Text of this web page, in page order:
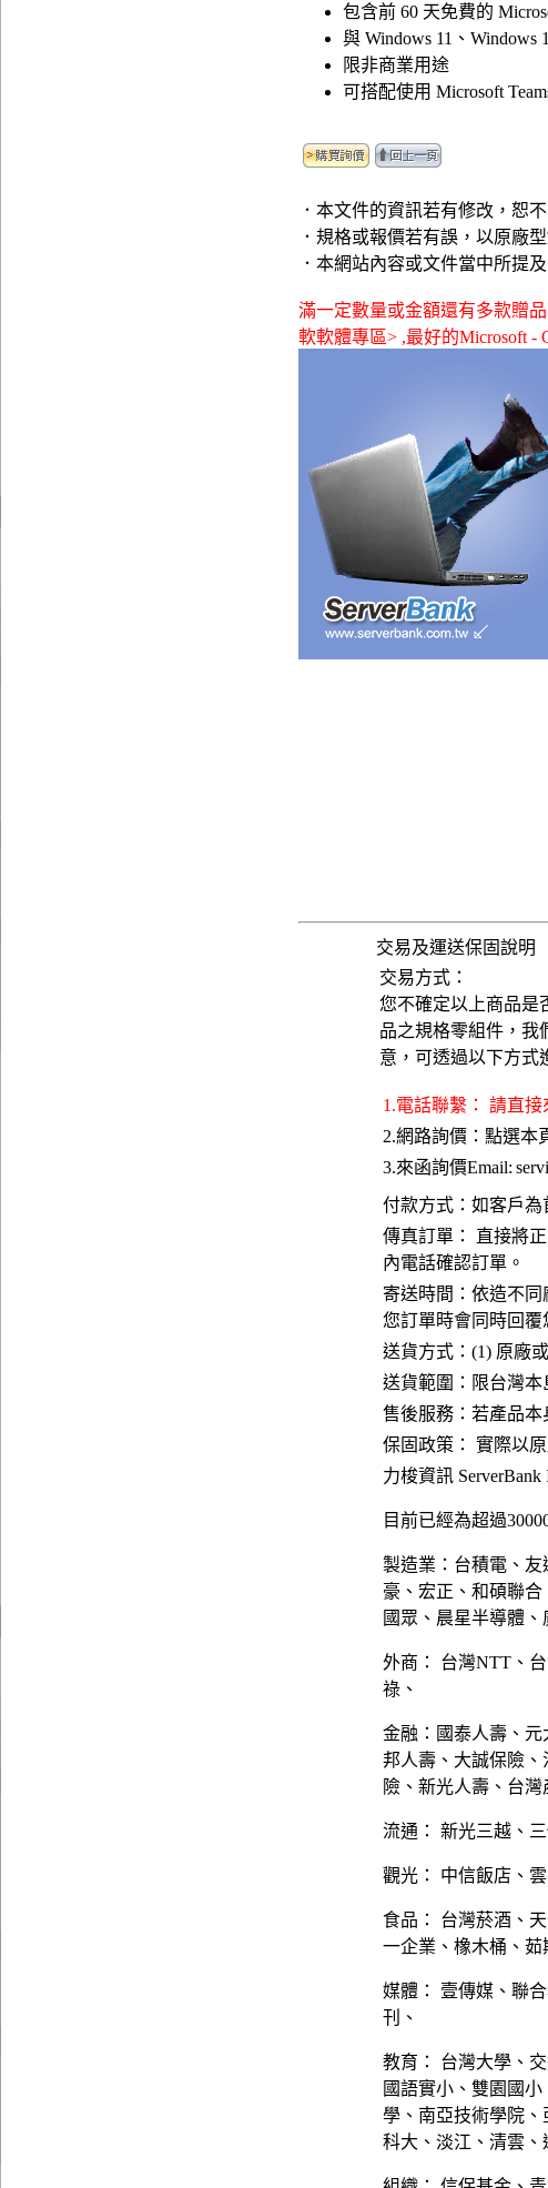
包含前 60 天免費的
與 Windows 11、Windows
限非商業用途
可搭配使用 Microsoft
．本文件的資訊若有修改，恕
．規格或報價若有誤，以原廠
．本網站內容或文件當中所提
滿一定數量或金額還有多款贈
軟軟體專區> ,最好的Microsoft -
交易及運送保固說明
交易方式：
您不確定以上商品是
品之規格零組件，我
意，可透過以下方式
1.電話聯繫： 請直接
2.網路詢價：點選本
3.來函詢價Email:
付款方式：如客戶為
傳真訂單： 直接將
內電話確認訂單。
寄送時間：依造不
您訂單時會同時回覆
送貨方式：(1) 原廠
送貨範圍：限台灣本
售後服務：若產品本
保固政策： 實際以
力梭資訊 ServerBank
目前已經為超過
製造業：台積電、
豪、宏正、和碩聯
國眾、晨星半導體
外商： 台灣NTT、
祿、
金融：國泰人壽、
邦人壽、大誠保險
險、新光人壽、台灣
流通： 新光三越、
觀光： 中信飯店、
食品： 台灣菸酒、
一企業、橡木桶、茹
媒體： 壹傳媒、聯
刊、
教育： 台灣大學、
國語實小、雙園國
學、南亞技術學院
科大、淡江、清雲、